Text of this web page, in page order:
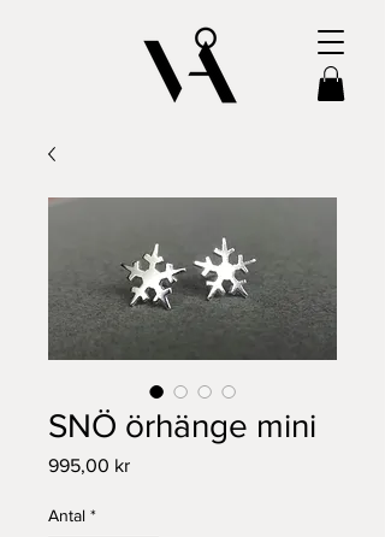
SNÖ örhänge mini
995,00 krPris
Antal *